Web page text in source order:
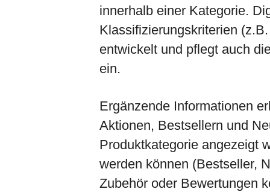
innerhalb einer Kategorie.
Klassifizierungskriterien
entwickelt und pflegt auch
ein.
Ergänzende Informationen
Aktionen, Bestsellern und
Produktkategorie angezeigt
werden können (Bestseller,
Zubehör oder Bewertungen